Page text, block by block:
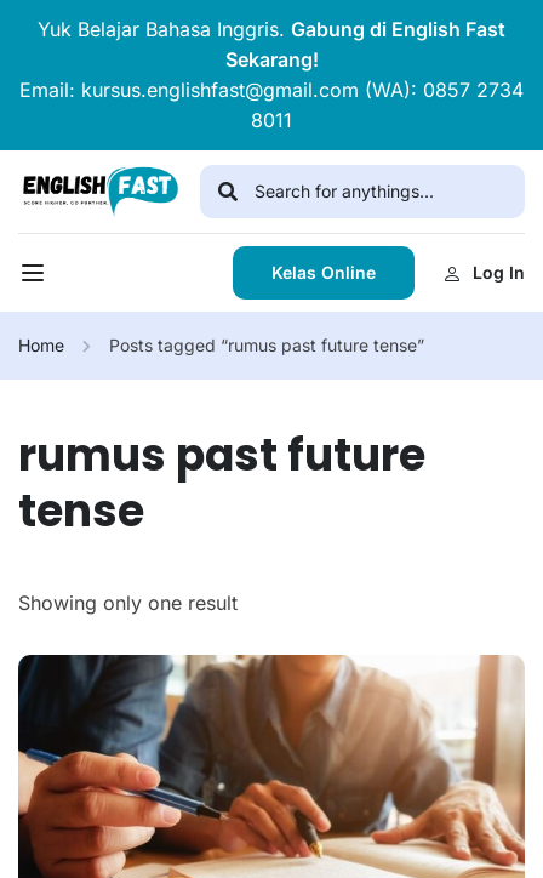
Yuk Belajar Bahasa Inggris. Gabung di English Fast
Sekarang!
Email: kursus.englishfast@gmail.com (WA): 0857 2734
8011
Kelas Online Log In
Home Posts tagged “rumus past future tense”
rumus past future
tense
Showing only one result